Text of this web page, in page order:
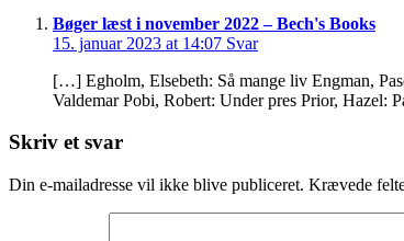
Bøger læst i november 2022 – Bech's Books
15. januar 2023 at 14:07 Svar
[…] Egholm, Elsebeth: Så mange liv Engman,
Valdemar Pobi, Robert: Under pres Prior, Hazel:
Skriv et svar
Din e-mailadresse vil ikke blive publiceret. Krævede